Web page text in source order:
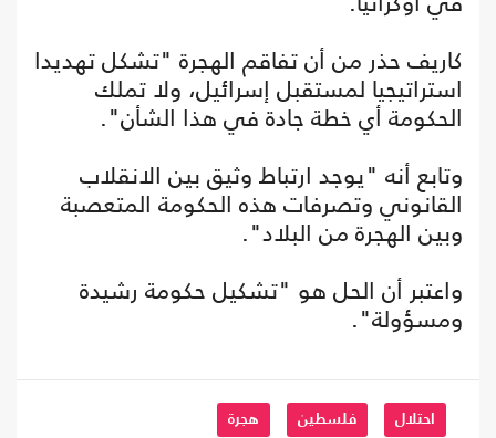
كاريف حذر من أن تفاقم الهجرة "تشكل تهديدا
استراتيجيا لمستقبل إسرائيل، ولا تملك
الحكومة أي خطة جادة في هذا الشأن".
وتابع أنه "يوجد ارتباط وثيق بين الانقلاب
القانوني وتصرفات هذه الحكومة المتعصبة
وبين الهجرة من البلاد".
واعتبر أن الحل هو "تشكيل حكومة رشيدة
ومسؤولة".
احتلال فلسطين هجرة